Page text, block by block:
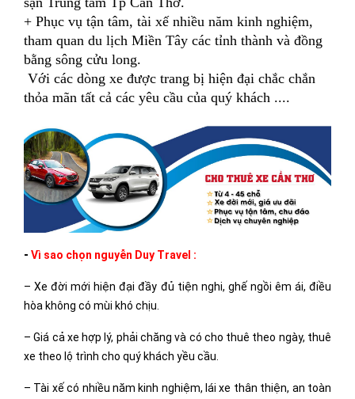
+ Phục vụ tận tâm, tài xế nhiều năm kinh nghiệm,
tham quan du lịch Miền Tây các tỉnh thành và đồng
bằng sông cửu long.
Với các dòng xe được trang bị hiện đại chắc chắn
thỏa mãn tất cả các yêu cầu của quý khách ....
- Vì sao chọn nguyễn Duy Travel :
– Xe đời mới hiện đại đầy đủ tiện nghi, ghế ngồi êm ái, điều
hòa không có mùi khó chịu.
– Giá cả xe hợp lý, phải chăng và có cho thuê theo ngày, thuê
xe theo lộ trình cho quý khách yều cầu.
– Tài xế có nhiều năm kinh nghiệm, lái xe thân thiện, an toàn